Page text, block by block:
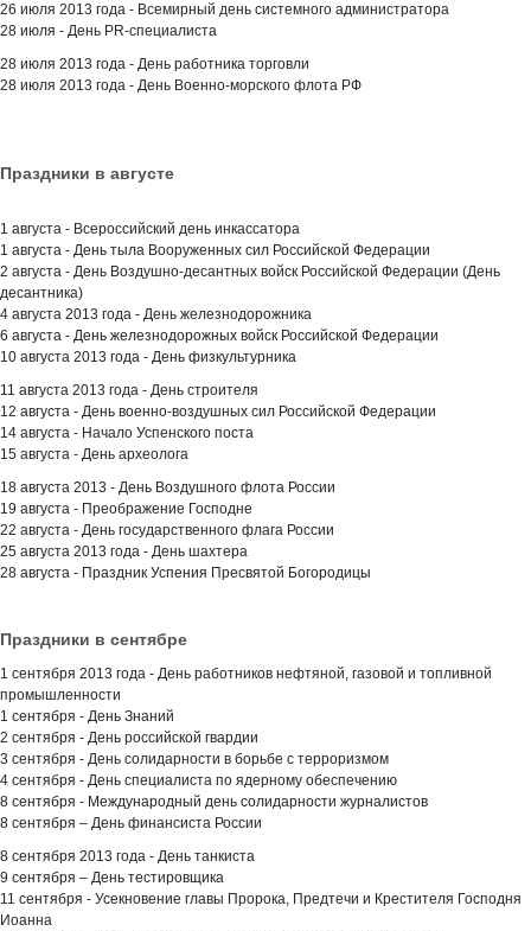
26 июля 2013 года - Всемирный день системного администратора
28 июля - День PR-специалиста
28 июля 2013 года - День работника торговли
28 июля 2013 года - День Военно-морского флота РФ
Праздники в августе
1 августа - Всероссийский день инкассатора
1 августа - День тыла Вооруженных сил Российской Федерации
2 августа - День Воздушно-десантных войск Российской Федерации (День
десантника)
4 августа 2013 года - День железнодорожника
6 августа - День железнодорожных войск Российской Федерации
10 августа 2013 года - День физкультурника
11 августа 2013 года - День строителя
12 августа - День военно-воздушных сил Российской Федерации
14 августа - Начало Успенского поста
15 августа - День археолога
18 августа 2013 - День Воздушного флота России
19 августа - Преображение Господне
22 августа - День государственного флага России
25 августа 2013 года - День шахтера
28 августа - Праздник Успения Пресвятой Богородицы
Праздники в сентябре
1 сентября 2013 года - День работников нефтяной, газовой и топливной
промышленности
1 сентября - День Знаний
2 сентября - День российской гвардии
3 сентября - День солидарности в борьбе с терроризмом
4 сентября - День специалиста по ядерному обеспечению
8 сентября - Международный день солидарности журналистов
8 сентября – День финансиста России
8 сентября 2013 года - День танкиста
9 сентября – День тестировщика
11 сентября - Усекновение главы Пророка, Предтечи и Крестителя Господня
Иоанна